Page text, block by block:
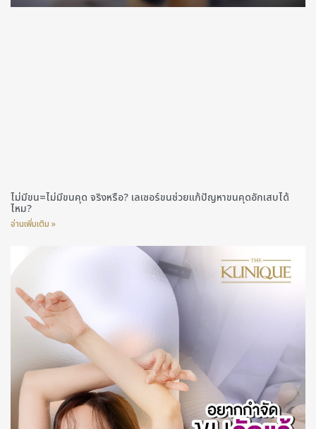
ไม่มีขน=ไม่มีขนคุด จริงหรือ? เลเซอร์ขนช่วยแก้ปัญหาขนคุดอักเสบได้
ไหม?
อ่านเพิ่มเติม »